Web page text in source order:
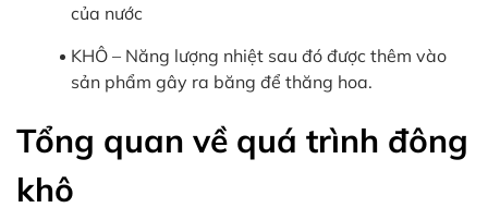
của nước
KHÔ – Năng lượng nhiệt sau đó được thêm vào
sản phẩm gây ra băng để thăng hoa.
Tổng quan về quá trình đông
khô